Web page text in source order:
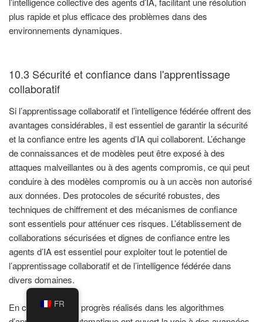
plus rapide et plus efficace des problèmes dans des
environnements dynamiques.
10.3 Sécurité et confiance dans l'apprentissage
collaboratif
Si l’apprentissage collaboratif et l’intelligence fédérée offrent des
avantages considérables, il est essentiel de garantir la sécurité
et la confiance entre les agents d’IA qui collaborent. L’échange
de connaissances et de modèles peut être exposé à des
attaques malveillantes ou à des agents compromis, ce qui peut
conduire à des modèles compromis ou à un accès non autorisé
aux données. Des protocoles de sécurité robustes, des
techniques de chiffrement et des mécanismes de confiance
sont essentiels pour atténuer ces risques. L’établissement de
collaborations sécurisées et dignes de confiance entre les
agents d’IA est essentiel pour exploiter tout le potentiel de
l’apprentissage collaboratif et de l’intelligence fédérée dans
divers domaines.
En conclusion, les progrès réalisés dans les algorithmes
FR